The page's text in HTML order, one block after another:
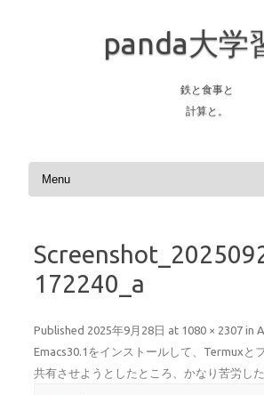
panda大学
鉄と食事と
計算と。
Skip to content
172240_a
Published 2025年9月28日 at 1080 × 2307 in
Emacs30.1をインストールして、Termuxと
共有させようとしたところ、かなり苦労した